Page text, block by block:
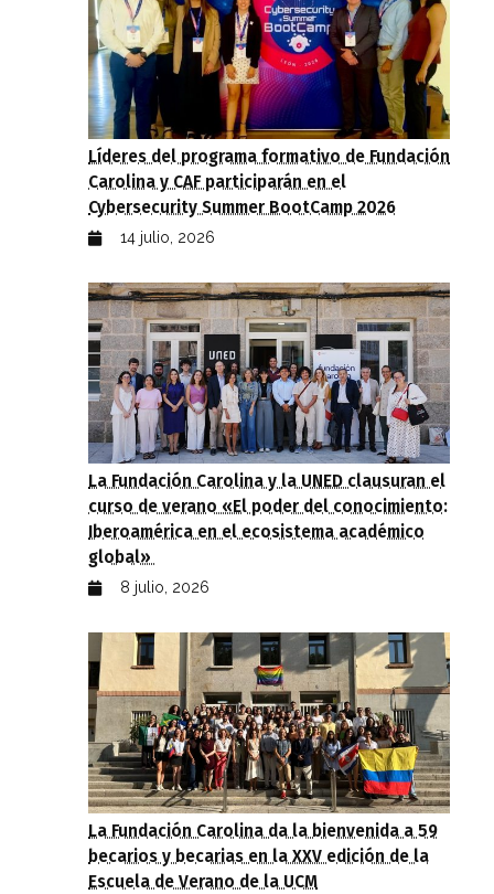
Líderes del programa formativo de Fundación
Carolina y CAF participarán en el
Cybersecurity Summer BootCamp 2026
14 julio, 2026
La Fundación Carolina y la UNED clausuran el
curso de verano «El poder del conocimiento:
Iberoamérica en el ecosistema académico
global»
8 julio, 2026
La Fundación Carolina da la bienvenida a 59
becarios y becarias en la XXV edición de la
Escuela de Verano de la UCM